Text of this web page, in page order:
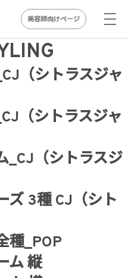
美容師向けページ
（シトラスジャ
（シトラスジャ
_CJ（シトラスジ
ズ 3種 CJ（シト
種_POP
ム 縦